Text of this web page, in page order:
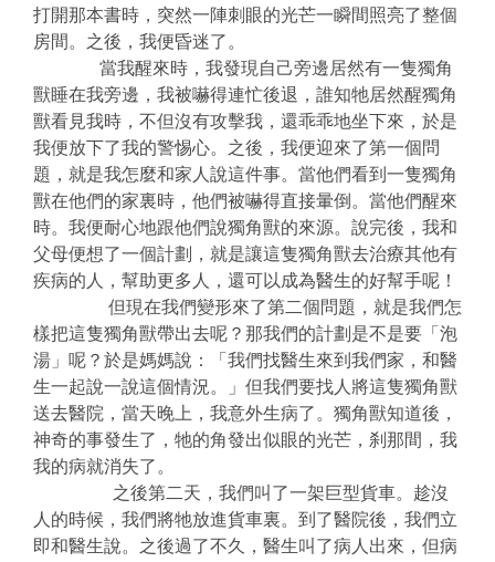
打開那本書時，突然一陣刺眼的光芒一瞬間照亮了整個
房間。之後，我便昏迷了。
當我醒來時，我發現自己旁邊居然有一隻獨角
獸睡在我旁邊，我被嚇得連忙後退，誰知牠居然醒獨角
獸看見我時，不但沒有攻擊我，還乖乖地坐下來，於是
我便放下了我的警惕心。之後，我便迎來了第一個問
題，就是我怎麼和家人說這件事。當他們看到一隻獨角
獸在他們的家裏時，他們被嚇得直接暈倒。當他們醒來
時。我便耐心地跟他們說獨角獸的來源。說完後，我和
父母便想了一個計劃，就是讓這隻獨角獸去治療其他有
疾病的人，幫助更多人，還可以成為醫生的好幫手呢！
但現在我們變形來了第二個問題，就是我們怎
樣把這隻獨角獸帶出去呢？那我們的計劃是不是要「泡
湯」呢？於是媽媽說：「我們找醫生來到我們家，和醫
生一起說一說這個情況。」但我們要找人將這隻獨角獸
送去醫院，當天晚上，我意外生病了。獨角獸知道後，
神奇的事發生了，牠的角發出似眼的光芒，刹那間，我
我的病就消失了。
之後第二天，我們叫了一架巨型貨車。趁沒
人的時候，我們將牠放進貨車裏。到了醫院後，我們立
即和醫生說。之後過了不久，醫生叫了病人出來，但病